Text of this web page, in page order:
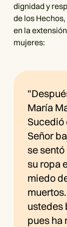
dignidad y
de los
en la
mujeres:
María
Sucedió
Señor
se
su ropa
miedo
ustedes
pues ha